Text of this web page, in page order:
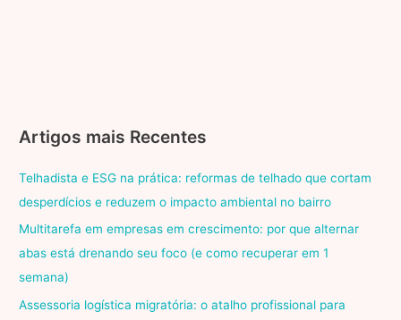
Artigos mais Recentes
Telhadista e ESG na prática: reformas de telhado que cortam
desperdícios e reduzem o impacto ambiental no bairro
Multitarefa em empresas em crescimento: por que alternar
abas está drenando seu foco (e como recuperar em 1
semana)
Assessoria logística migratória: o atalho profissional para